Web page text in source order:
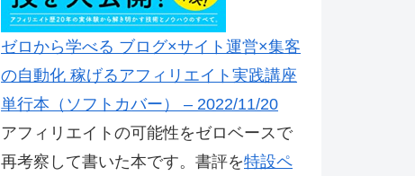
ゼロから学べる ブログ×サイト運営×集客
の自動化 稼げるアフィリエイト実践講座
単行本（ソフトカバー） – 2022/11/20
アフィリエイトの可能性をゼロベースで
再考察して書いた本です。書評を特設ペ